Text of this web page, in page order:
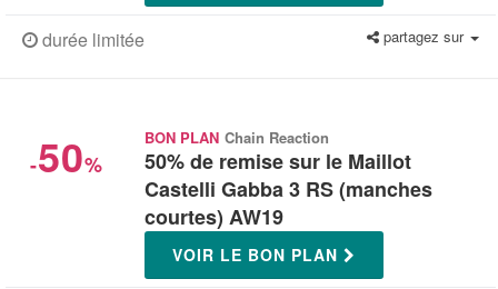
durée limitée partagez sur
-50%
BON PLAN Chain Reaction
50% de remise sur le Maillot
Castelli Gabba 3 RS (manches
courtes) AW19
VOIR LE BON PLAN